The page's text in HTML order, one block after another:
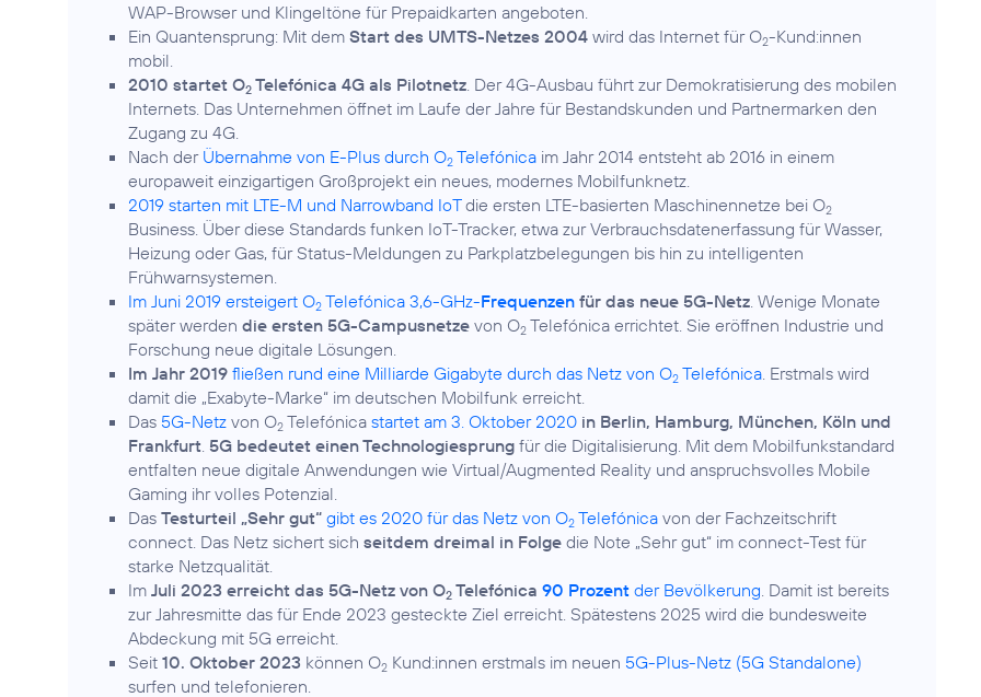
WAP-Browser und Klingeltöne für Prepaidkarten angeboten.
Ein Quantensprung: Mit dem Start des UMTS-Netzes 2004 wird das Internet für O2-Kund:innen
mobil.
2010 startet O2 Telefónica 4G als Pilotnetz. Der 4G-Ausbau führt zur Demokratisierung des mobilen
Internets. Das Unternehmen öffnet im Laufe der Jahre für Bestandskunden und Partnermarken den
Zugang zu 4G.
Nach der Übernahme von E-Plus durch O2 Telefónica im Jahr 2014 entsteht ab 2016 in einem
europaweit einzigartigen Großprojekt ein neues, modernes Mobilfunknetz.
2019 starten mit LTE-M und Narrowband IoTdie ersten LTE-basierten Maschinennetze bei O2
Business. Über diese Standards funken IoT-Tracker, etwa zur Verbrauchsdatenerfassung für Wasser,
Heizung oder Gas, für Status-Meldungen zu Parkplatzbelegungen bis hin zu intelligenten
Frühwarnsystemen.
Im Juni 2019 ersteigert O2 Telefónica 3,6-GHz-Frequenzen für das neue 5G-Netz. Wenige Monate
später werden die ersten 5G-Campusnetze von O2 Telefónica errichtet. Sie eröffnen Industrie und
Forschung neue digitale Lösungen.
Im Jahr 2019 fließen rund eine Milliarde Gigabyte durch das Netz von O2 Telefónica. Erstmals wird
damit die „Exabyte-Marke“ im deutschen Mobilfunk erreicht.
Das 5G-Netz von O2 Telefónica startet am 3. Oktober 2020 in Berlin, Hamburg, München, Köln und
Frankfurt. 5G bedeutet einen Technologiesprung für die Digitalisierung. Mit dem Mobilfunkstandard
entfalten neue digitale Anwendungen wie Virtual/Augmented Reality und anspruchsvolles Mobile
Gaming ihr volles Potenzial.
Das Testurteil „Sehr gut“ gibt es 2020 für das Netz von O2 Telefónica von der Fachzeitschrift
connect. Das Netz sichert sich seitdem dreimal in Folge die Note „Sehr gut“ im connect-Test für
starke Netzqualität.
Im Juli 2023 erreicht das 5G-Netz von O2 Telefónica 90 Prozent der Bevölkerung. Damit ist bereits
zur Jahresmitte das für Ende 2023 gesteckte Ziel erreicht. Spätestens 2025 wird die bundesweite
Abdeckung mit 5G erreicht.
Seit 10. Oktober 2023 können O2 Kund:innen erstmals im neuen 5G-Plus-Netz (5G Standalone)
surfen und telefonieren.